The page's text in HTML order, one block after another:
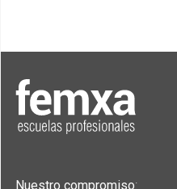
Nuestro compromiso: